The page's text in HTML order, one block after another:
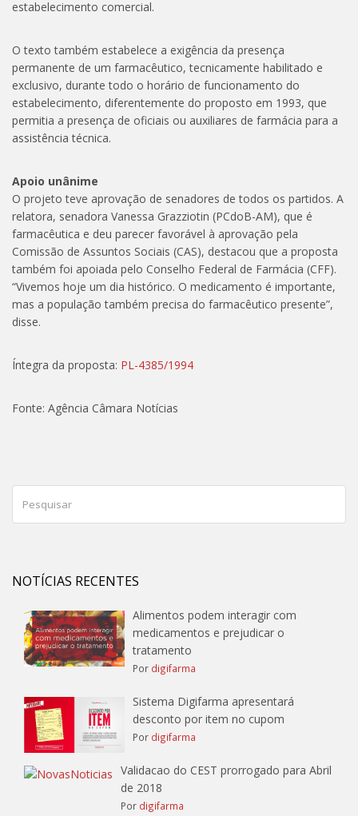
estabelecimento comercial.
O texto também estabelece a exigência da presença
permanente de um farmacêutico, tecnicamente habilitado e
exclusivo, durante todo o horário de funcionamento do
estabelecimento, diferentemente do proposto em 1993, que
permitia a presença de oficiais ou auxiliares de farmácia para a
assistência técnica.
Apoio unânime
O projeto teve aprovação de senadores de todos os partidos. A
relatora, senadora Vanessa Grazziotin (PCdoB-AM), que é
farmacêutica e deu parecer favorável à aprovação pela
Comissão de Assuntos Sociais (CAS), destacou que a proposta
também foi apoiada pelo Conselho Federal de Farmácia (CFF).
“Vivemos hoje um dia histórico. O medicamento é importante,
mas a população também precisa do farmacêutico presente”,
disse.
Íntegra da proposta: PL-4385/1994
Fonte: Agência Câmara Notícias
NOTÍCIAS RECENTES
Alimentos podem interagir com
medicamentos e prejudicar o
tratamento
Por digifarma
Sistema Digifarma apresentará
desconto por item no cupom
Por digifarma
Validacao do CEST prorrogado para Abril
de 2018
Por digifarma